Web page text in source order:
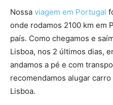
Nossa viagem em Portugal
onde rodamos 2100 km em
país. Como chegamos e
Lisboa, nos 2 últimos dias,
andamos a pé e com
recomendamos alugar
Lisboa.